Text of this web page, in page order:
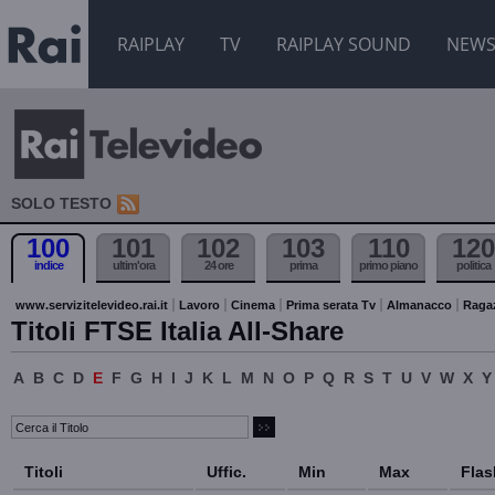
RAIPLAY TV RAIPLAY SOUND NEWS
SOLO TESTO
100
indice
101
ultim'ora
102
24 ore
103
prima
110
primo piano
120
politica
www.servizitelevideo.rai.it Lavoro Cinema Prima serata Tv Almanacco
Titoli FTSE Italia All-Share
A B C D E F G H I J K L M N O P Q R S T U V W X Y
Titoli Uffic. Min Max